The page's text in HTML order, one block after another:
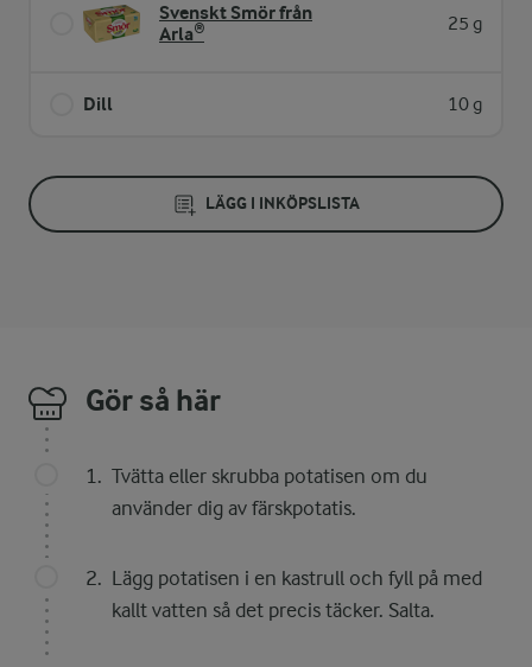
Svenskt Smör från
Arla®
25 g
Dill 10 g
LÄGG I INKÖPSLISTA
Gör så här
Tvätta eller skrubba potatisen om du
använder dig av färskpotatis.
Lägg potatisen i en kastrull och fyll på med
kallt vatten så det precis täcker. Salta.